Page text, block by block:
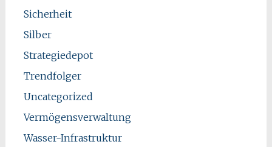
Sicherheit
Silber
Strategiedepot
Trendfolger
Uncategorized
Vermögensverwaltung
Wasser-Infrastruktur